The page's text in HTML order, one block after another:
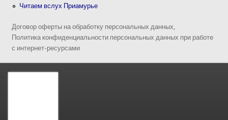
Читаем вслух Приамурье
Договор оферты на обработку персональных данных,
Политика конфиденциальности персональных данных при работе
с интернет-ресурсами